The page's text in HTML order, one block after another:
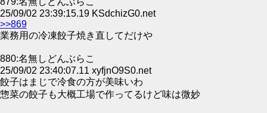
25/09/02 23:39:15.19 KSdchizG0.net
>>869
業務用の冷凍餃子焼き直してだけや
880:名無しどんぶらこ
25/09/02 23:40:07.11 xyfjnO9S0.net
餃子はまじで冷食の方が美味いわ
惣菜の餃子も大概工場で作ってるけど味は微妙